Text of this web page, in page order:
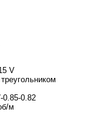
V
0.85-0.82
м